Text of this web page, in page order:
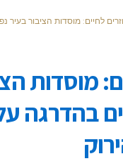
לחיים: מוסדות הציבור בעיר
מוסדות
בהדרגה